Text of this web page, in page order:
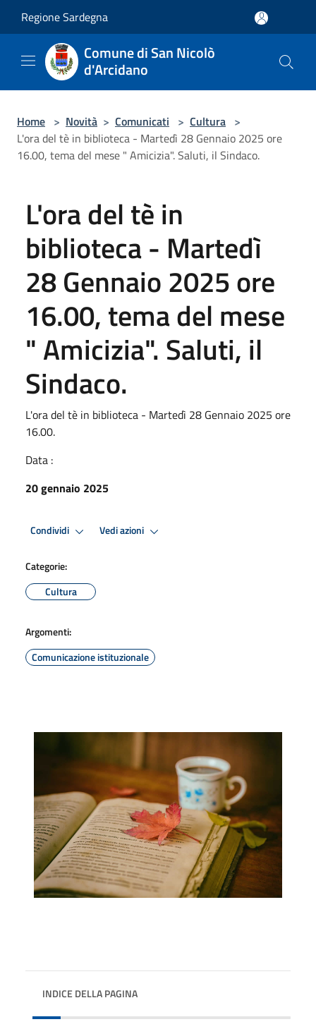
Regione Sardegna
Comune di San Nicolò
d'Arcidano
Home > Novità > Comunicati > Cultura >
L'ora del tè in biblioteca - Martedì 28 Gennaio 2025 ore
16.00, tema del mese " Amicizia". Saluti, il Sindaco.
L'ora del tè in
biblioteca - Martedì
28 Gennaio 2025 ore
16.00, tema del mese
" Amicizia". Saluti, il
Sindaco.
L'ora del tè in biblioteca - Martedì 28 Gennaio 2025 ore
16.00.
Data :
20 gennaio 2025
Condividi Vedi azioni
Categorie:
Cultura
Argomenti:
Comunicazione istituzionale
INDICE DELLA PAGINA